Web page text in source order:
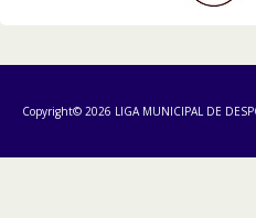
Copyright© 2026 LIGA MUNICIPAL DE